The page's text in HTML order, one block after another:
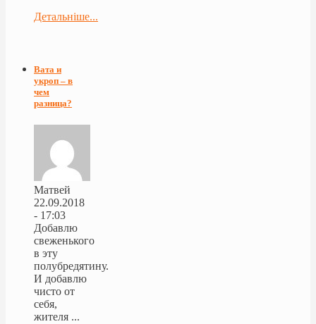
Детальніше...
Вата и
укроп – в
чем
разница?
Матвей
22.09.2018
- 17:03
Добавлю
свеженького
в эту
полубредятину.
И добавлю
чисто от
себя,
жителя ...